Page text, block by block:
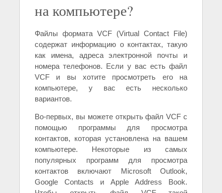
на компьютере?
Файлы формата VCF (Virtual Contact File)
содержат информацию о контактах, такую
как имена, адреса электронной почты и
номера телефонов. Если у вас есть файл
VCF и вы хотите просмотреть его на
компьютере, у вас есть несколько
вариантов.
Во-первых, вы можете открыть файл VCF с
помощью программы для просмотра
контактов, которая установлена на вашем
компьютере. Некоторые из самых
популярных программ для просмотра
контактов включают Microsoft Outlook,
Google Contacts и Apple Address Book.